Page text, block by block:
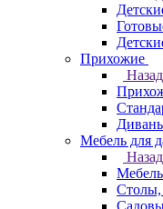
Прихожие
Назад
Мебель для
Назад
Столы,